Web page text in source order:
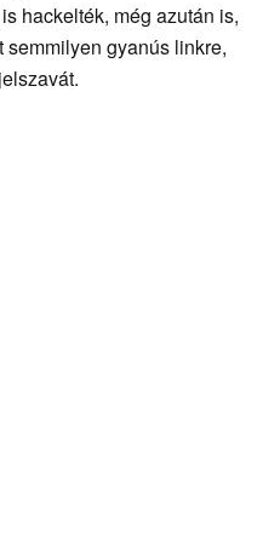
hackelték, még azután is,
semmilyen gyanús linkre,